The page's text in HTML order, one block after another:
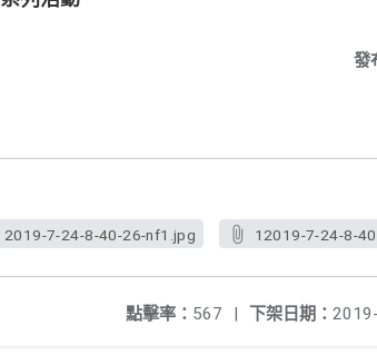
發
2019-7-24-8-40-26-nf1.jpg 12019-7-24-8-
下架日期：
點擊率： 567 |